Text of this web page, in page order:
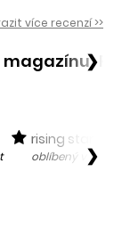
více recenzí >>
magazínu❯
rising star
oblíbený v❯